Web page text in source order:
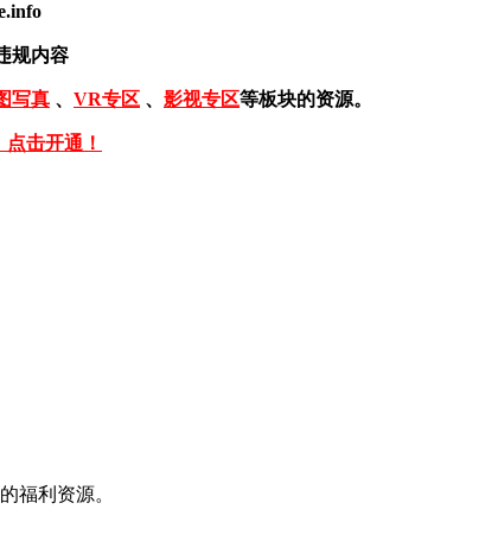
规内容
写真 、 VR专区 、 影视专区等板块的资源。
击开通！
福利资源。